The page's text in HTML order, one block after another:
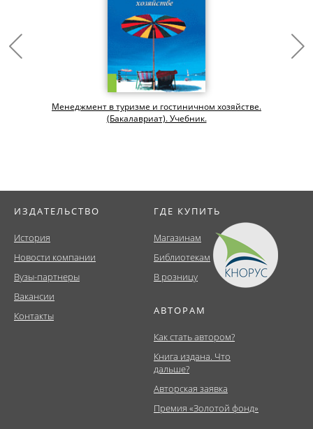
Менеджмент в туризме и гостиничном хозяйстве.
(Бакалавриат). Учебник.
ИЗДАТЕЛЬСТВО
История
Новости компании
Вузы-партнеры
Вакансии
Контакты
ГДЕ КУПИТЬ
Магазинам
Библиотекам
В розницу
АВТОРАМ
Как стать автором?
Книга издана. Что
дальше?
Авторская заявка
Премия «Золотой фонд»